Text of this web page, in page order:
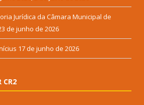
Jurídica da Câmara Municipal de
de junho de 2026
17 de junho de 2026
CR2